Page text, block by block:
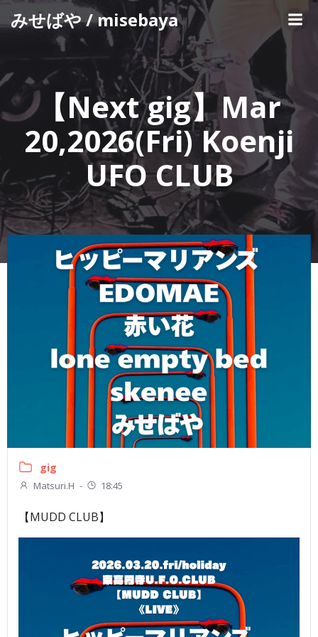
コ
ン
テ
ン
ツ
へ
ス
キ
ッ
プ
みせばや / misebaya
【Next gig】Mar
20,2026(Fri) Koenji
UFO CLUB
gig
Matsuri.H - 18:45
【MUDD CLUB】